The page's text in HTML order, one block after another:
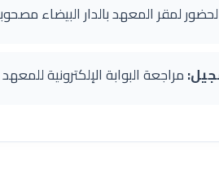
لمقر المعهد بالدار البيضاء
مراجعة البوابة الإلكترونية